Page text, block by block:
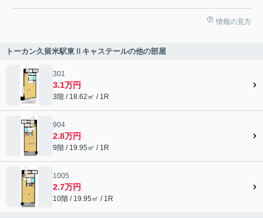
情報の見方
トーカン久留米駅東Ⅱキャステールの他の部屋
301
3.1万円
3階 / 18.62㎡ / 1R
904
2.8万円
9階 / 19.95㎡ / 1R
1005
2.7万円
10階 / 19.95㎡ / 1R